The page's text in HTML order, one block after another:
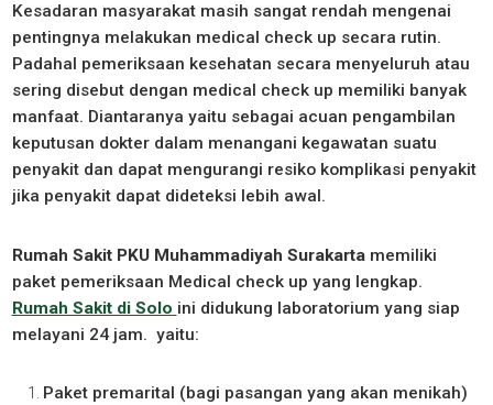
Kesadaran masyarakat masih sangat rendah mengenai
pentingnya melakukan medical check up secara rutin.
Padahal pemeriksaan kesehatan secara menyeluruh atau
sering disebut dengan medical check up memiliki banyak
manfaat. Diantaranya yaitu sebagai acuan pengambilan
keputusan dokter dalam menangani kegawatan suatu
penyakit dan dapat mengurangi resiko komplikasi penyakit
jika penyakit dapat dideteksi lebih awal.
Rumah Sakit PKU Muhammadiyah Surakartamemiliki
paket pemeriksaan Medical check up yang lengkap.
Rumah Sakit di Solo ini didukung laboratorium yang siap
melayani 24 jam. yaitu:
Paket premarital (bagi pasangan yang akan menikah)